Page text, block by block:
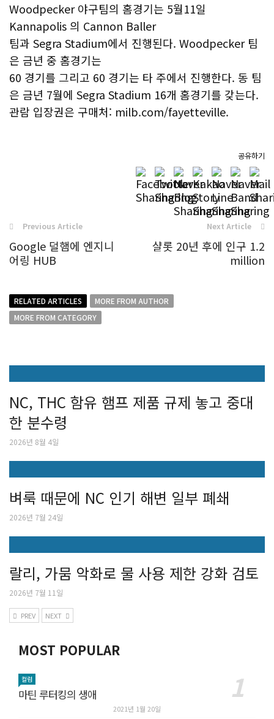
Woodpecker 야구팀의 홈경기는 5월11일
Kannapolis 의 Cannon Baller
팀과 Segra Stadium에서 진행된다. Woodpecker 팀
은 금년 중 홈경기는
60 경기를 그리고 60 경기는 타 주에서 진행한다. 동 팀
은 금년 7월에 Segra Stadium 16개 홈경기를 갖는다.
관람 입장권은 구매처: milb.com/fayetteville.
공유하기
Previous Article
Google 덜햄에 엔지니
어링 HUB
Next Article
샬롯 20년 후에 인구 1.2
million
RELATED ARTICLES
MORE FROM AUTHOR
MORE FROM CATEGORY
NC, THC 함유 햄프 제품 규제 놓고 중대
한 분수령
2026년 8월 4일
벼룩 때문에 NC 인기 해변 일부 폐쇄
2026년 7월 24일
랄리, 가뭄 악화로 물 사용 제한 강화 검토
2026년 7월 11일
PREV NEXT
MOST POPULAR
컬럼
마틴 루터킹의 생애
2021년 1월 20일